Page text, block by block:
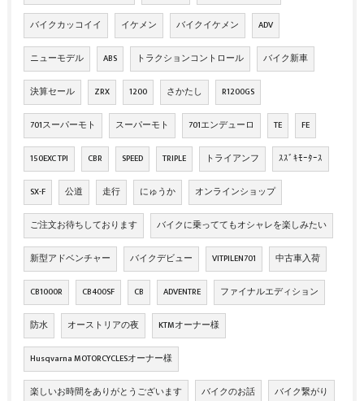
バイクカッコイイ イケメン バイクイケメン ADV
ニューモデル ABS トラクションコントロール バイク新車
決算セール ZRX 1200 さかたし R1200GS
701スーパーモト スーパーモト 701エンデューロ TE FE
150EXC TPI CBR SPEED TRIPLE トライアンフ ｽｽﾞｷﾓｰﾀｰｽ
SX-F 公道 走行 にゅうか オンラインショップ
ご注文お待ちしております バイクに乗っててもオシャレを楽しみたい
新型アドベンチャー バイクデビュー VITPILEN701 中古車入荷
CB1000R CB400SF CB ADVENTRE ファイナルエディション
防水 オーストリアの夜 KTMオーナー様
Husqvarna MOTORCYCLESオーナー様
楽しいお時間をありがとうございます バイクのお話 バイク繋がり